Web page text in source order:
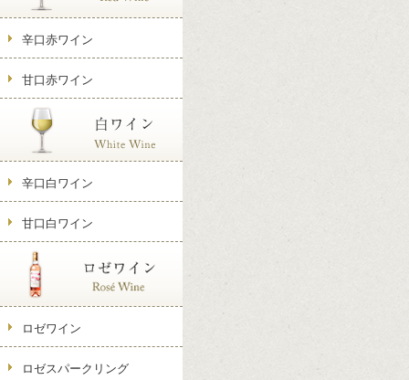
辛口赤ワイン
甘口赤ワイン
辛口白ワイン
甘口白ワイン
ロゼワイン
ロゼスパークリング